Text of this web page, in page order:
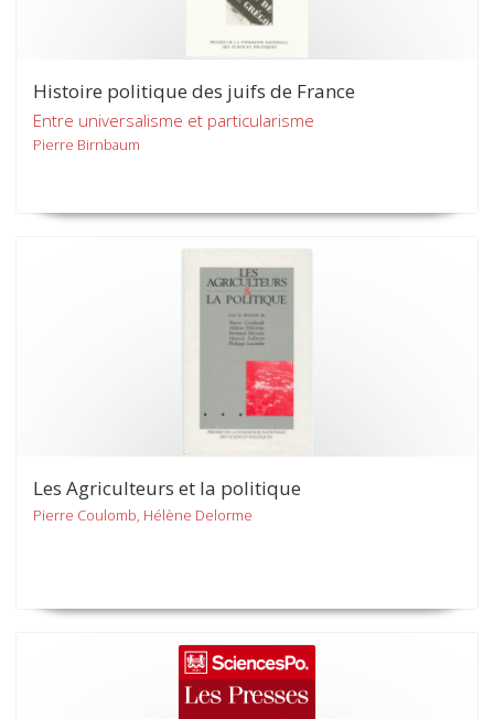
Histoire politique des juifs de France
Entre universalisme et particularisme
Pierre Birnbaum
Les Agriculteurs et la politique
Pierre Coulomb, Hélène Delorme